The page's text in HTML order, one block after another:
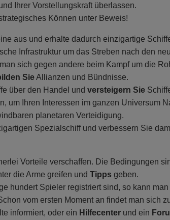
Ihrer Vorstellungskraft überlassen.
Können unter Beweis!
aus und erhalte dadurch einzigartige
Infrastruktur um das Streben nach den
sich gegen andere beim Kampf um die
SieAllianzen und Bündnisse.
über den Handel und versteigern Sie
um Ihren Interessen im ganzen Universum
planetaren Verteidigung.
Spezialschiff und verbessern Sie
Vorteile verschaffen. Die Bedingungen
die Arme greifen und Tipps geben.
hundert Spieler registriert sind, so kann
vom ersten Moment an findet man sich
informiert, oder ein Hilfecenter und ein